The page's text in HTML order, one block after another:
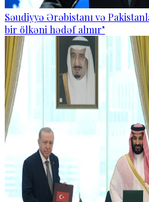
Səudiyyə Ərəbistanı və
bir ölkəni hədəf almır"